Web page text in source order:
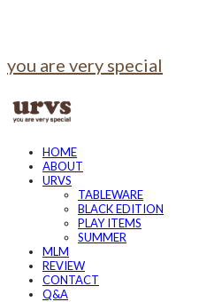
you are very special
HOME
ABOUT
URVS
TABLEWARE
BLACK EDITION
PLAY ITEMS
SUMMER
MLM
REVIEW
CONTACT
Q&A